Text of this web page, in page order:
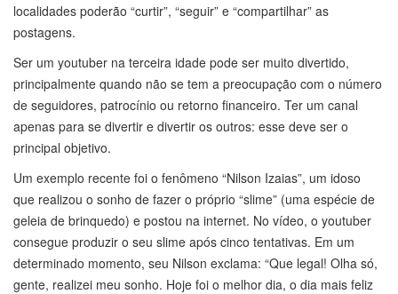
localidades poderão “curtir”, “seguir” e “compartilhar” as
postagens.
Ser um youtuber na terceira idade pode ser muito divertido,
principalmente quando não se tem a preocupação com o número
de seguidores, patrocínio ou retorno financeiro. Ter um canal
apenas para se divertir e divertir os outros: esse deve ser o
principal objetivo.
Um exemplo recente foi o fenômeno “Nilson Izaias”, um idoso
que realizou o sonho de fazer o próprio “slime” (uma espécie de
geleia de brinquedo) e postou na internet. No vídeo, o youtuber
consegue produzir o seu slime após cinco tentativas. Em um
determinado momento, seu Nilson exclama: “Que legal! Olha só,
gente, realizei meu sonho. Hoje foi o melhor dia, o dia mais feliz